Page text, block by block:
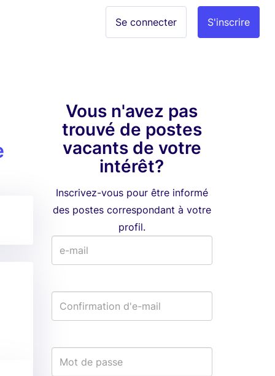
S'inscrire
Se connecter
Vous n'avez pas
trouvé de postes
vacants de votre
intérêt?
Inscrivez-vous pour être informé
des postes correspondant à votre
profil.